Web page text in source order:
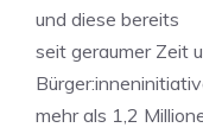
und diese bereits
seit geraumer Zeit
mehr als 1,2